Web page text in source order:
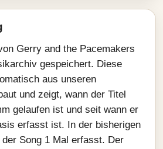
Gerry and the Pacemakers
gespeichert. Diese
aus unseren
und zeigt, wann der Titel
gelaufen ist und seit wann er
erfasst ist. In der bisherigen
Song 1 Mal erfasst. Der